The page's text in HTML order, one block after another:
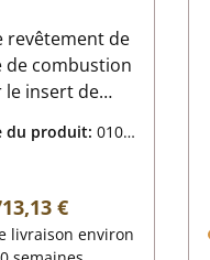
revêtement de
de combustion
le insert de
revêtement de
combustion
de
du produit:0104
régulier :
€
livraison environ